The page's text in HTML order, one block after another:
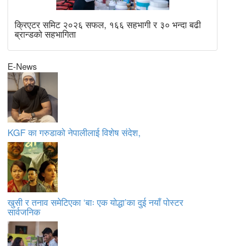
क्रिएटर समिट २०२६ सफल, १६६ सहभागी र ३० भन्दा बढी
ब्रान्डको सहभागिता
E-News
KGF का गरुडाको नेपालीलाई विशेष संदेश,
खुसी र तनाव समेटिएका ‘बाः एक योद्धा’का दुई नयाँ पोस्टर
सार्वजनिक